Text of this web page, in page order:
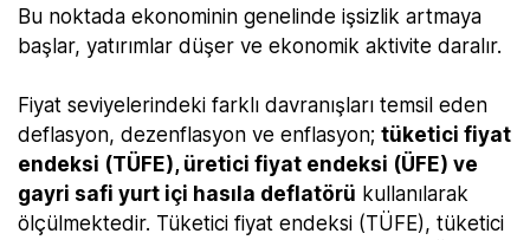
Bu noktada ekonominin genelinde işsizlik artmaya
başlar, yatırımlar düşer ve ekonomik aktivite daralır.
Fiyat seviyelerindeki farklı davranışları temsil eden
deflasyon, dezenflasyon ve enflasyon; tüketici fiyat
endeksi (TÜFE), üretici fiyat endeksi (ÜFE) ve
gayri safi yurt içi hasıla deflatörü kullanılarak
ölçülmektedir. Tüketici fiyat endeksi (TÜFE), tüketici